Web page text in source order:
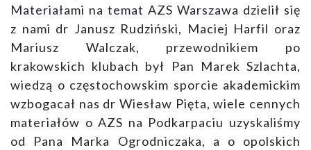
Materiałami na temat AZS Warszawa dzielił się
z nami dr Janusz Rudziński, Maciej Harfil oraz
Mariusz Walczak, przewodnikiem po
krakowskich klubach był Pan Marek Szlachta,
wiedzą o częstochowskim sporcie akademickim
wzbogacał nas dr Wiesław Pięta, wiele cennych
materiałów o AZS na Podkarpaciu uzyskaliśmy
od Pana Marka Ogrodniczaka, a o opolskich